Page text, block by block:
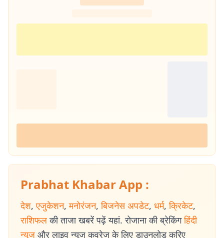
Prabhat Khabar App :
देश, एजुकेशन, मनोरंजन, बिजनेस अपडेट, धर्म, क्रिकेट,
राशिफल की ताजा खबरें पढ़ें यहां. रोजाना की ब्रेकिंग हिंदी
न्यूज और लाइव न्यूज कवरेज के लिए डाउनलोड करिए